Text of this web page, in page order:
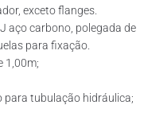
exceto flanges.
aço carbono, polegada de
para fixação.
1,00m;
para tubulação hidráulica;